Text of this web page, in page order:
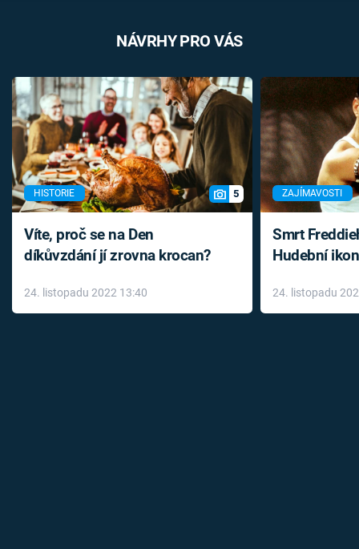
NÁVRHY PRO VÁS
HISTORIE 5
Víte, proč se na Den
díkůvzdání jí zrovna krocan?
24. listopadu 2022 13:40
ZAJÍMAVOSTI
Smrt
Hudební
léky
24. listopadu